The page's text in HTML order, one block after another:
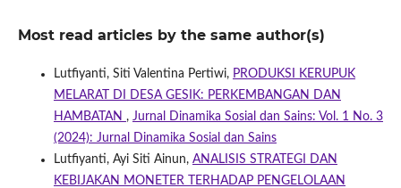
Most read articles by the same author(s)
Lutfiyanti, Siti Valentina Pertiwi, PRODUKSI KERUPUK
MELARAT DI DESA GESIK: PERKEMBANGAN DAN
HAMBATAN , Jurnal Dinamika Sosial dan Sains: Vol. 1 No. 3
(2024): Jurnal Dinamika Sosial dan Sains
Lutfiyanti, Ayi Siti Ainun, ANALISIS STRATEGI DAN
KEBIJAKAN MONETER TERHADAP PENGELOLAAN